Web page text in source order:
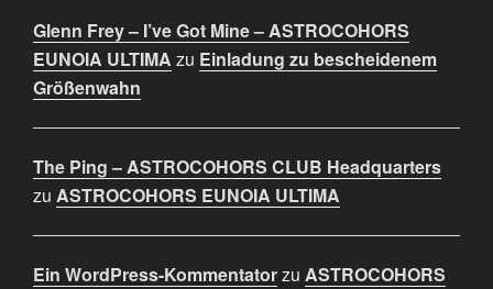
Glenn Frey – I’ve Got Mine – ASTROCOHORS
EUNOIA ULTIMA zu Einladung zu bescheidenem
Größenwahn
The Ping – ASTROCOHORS CLUB Headquarters
zu ASTROCOHORS EUNOIA ULTIMA
Ein WordPress-Kommentatorzu ASTROCOHORS